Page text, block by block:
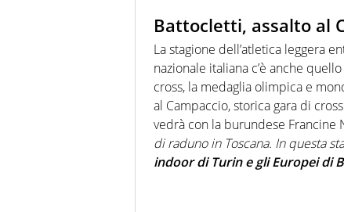
Battocletti, assalto al
La stagione dell’atletica leggera
nazionale italiana c’è anche
cross, la medaglia olimpica e
al Campaccio, storica gara di
vedrà con la burundese Francine
di raduno in Toscana. In questa
indoor di Turin e gli Europei di